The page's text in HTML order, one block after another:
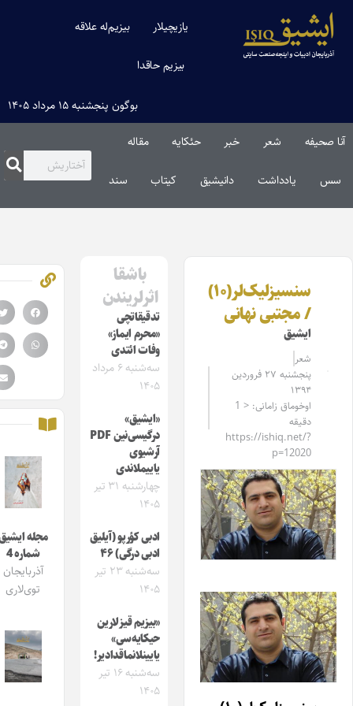
یازیچیلار بیزیم‌له علاقه
بیزیم حاقدا
بوگون پنجشنبه ۱۵ مرداد ۱۴۰۵
صحیفه حئکایه مقاله‌
یادداشت دانیشیق کیتاب
سنسیزلیک‌لر(۱۰)
/ مجتبی نهانی
ایشیق
پنجشنبه ۲۷ فروردین
۱۳۹۴
اوخوماق زامانی: < 1
دقیقه
https://ishiq.net/?
p=12020
باشقا
اثرلریندن
تدقیقاتچی
«محرم ایماز»
وفات ائتدی
سه‌شنبه ۶ مرداد
۱۴۰۵
«ایشیق»
درگیسی‌نین PDF
آرشیوی
یاییملاندی
چهارشنبه ۳۱ تیر
۱۴۰۵
ادبی کؤرپو (آیلیق
ادبی درگی) ۴۶
سه‌شنبه ۲۳ تیر
۱۴۰۵
«بیزیم قیزلارین
حیکایه‌سی»
یایینلانماقدادیر!
سه‌شنبه ۱۶ تیر
۱۴۰۵
مجله ایشیق
شماره 4
آذربایجان
توی‌لاری